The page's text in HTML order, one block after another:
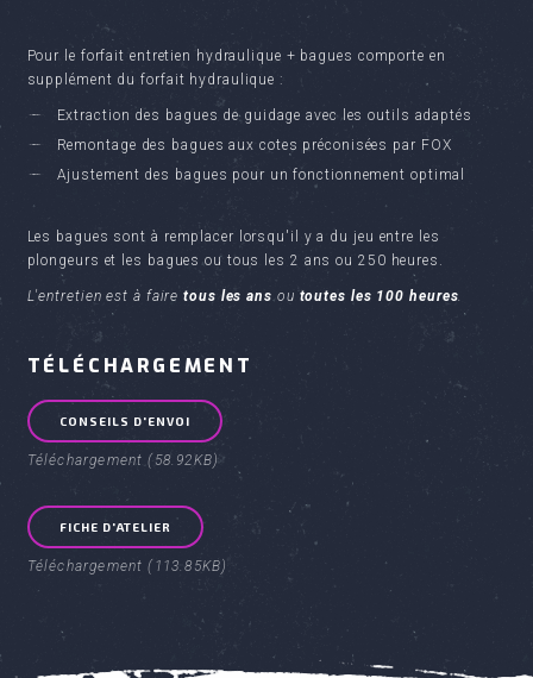
Pour le forfait entretien hydraulique + bagues comporte en
supplément du forfait hydraulique :
Extraction des bagues de guidage avec les outils adaptés
Remontage des bagues aux cotes préconisées par FOX
Ajustement des bagues pour un fonctionnement optimal
Les bagues sont à remplacer lorsqu'il y a du jeu entre les
plongeurs et les bagues ou tous les 2 ans ou 250 heures.
L'entretien est à fairetous les ansou toutes les 100 heures.
TÉLÉCHARGEMENT
CONSEILS D'ENVOI
Téléchargement (58.92KB)
FICHE D'ATELIER
Téléchargement (113.85KB)